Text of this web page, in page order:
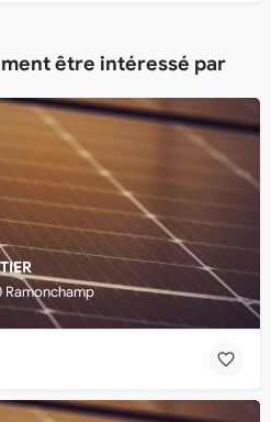
être intéressé par
Ramonchamp